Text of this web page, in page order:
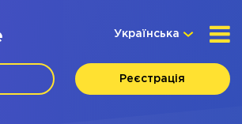
Українська
Реєстрація